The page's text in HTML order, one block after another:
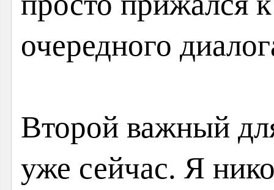
очередного
Второй важный
уже сейчас. Я